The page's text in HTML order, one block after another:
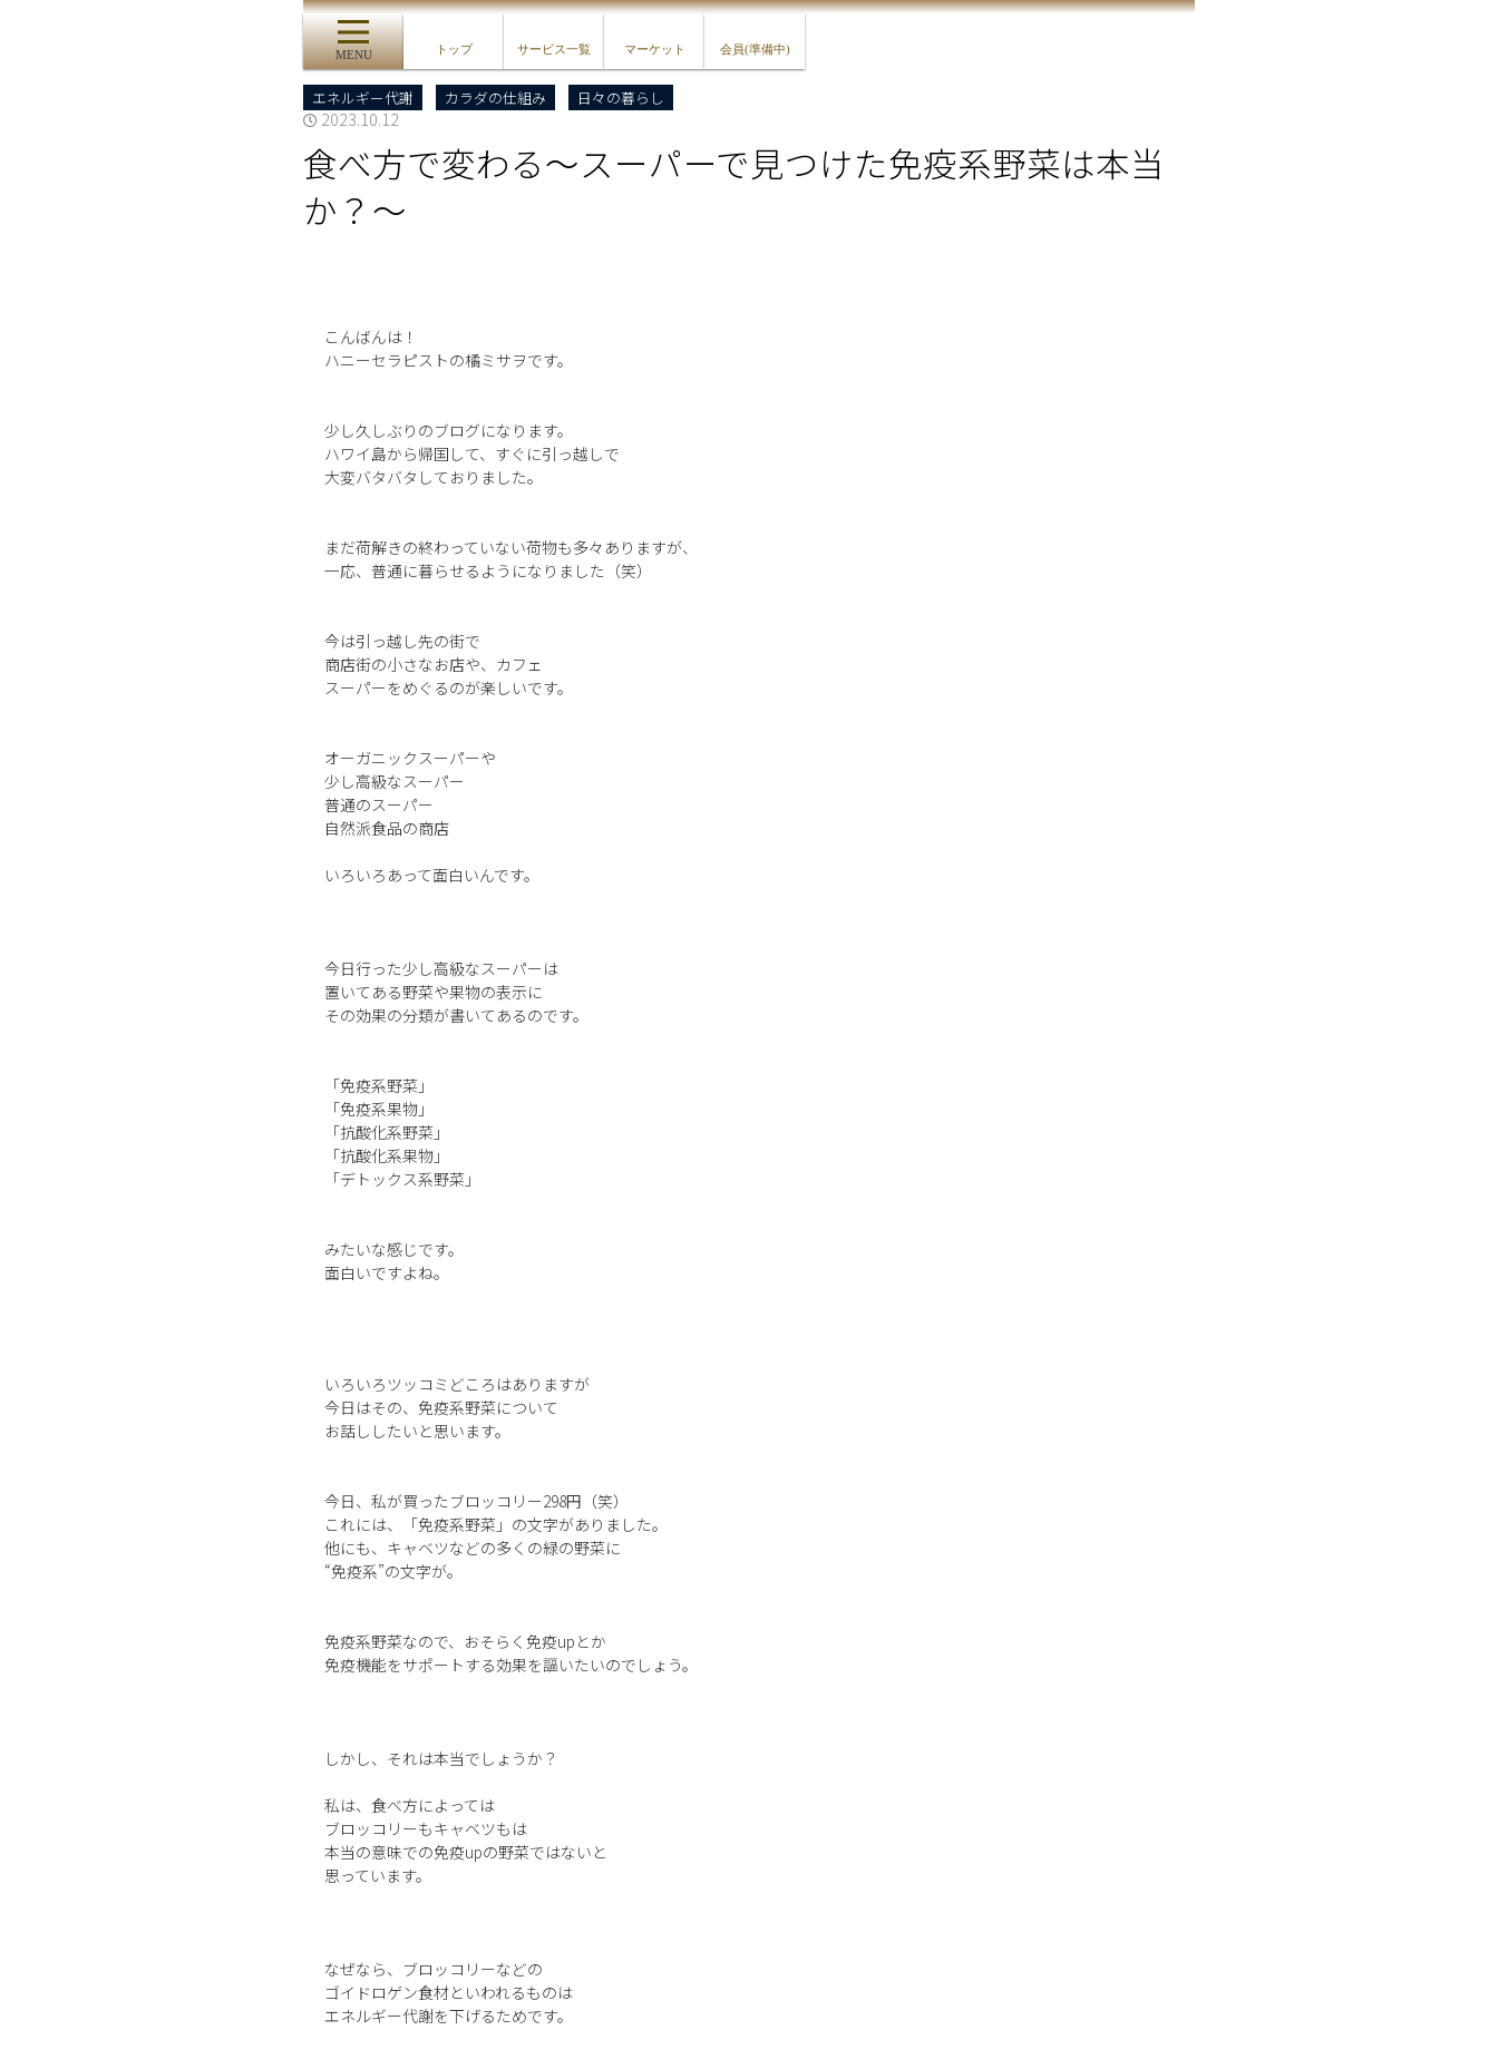
MENU トップ サービス一覧 マーケット 会員(準備中)
エネルギー代謝 カラダの仕組み 日々の暮らし
2023.10.12
食べ方で変わる〜スーパーで見つけた免疫系野菜は本当
か？〜
こんばんは！
ハニーセラピストの橘ミサヲです。
少し久しぶりのブログになります。
ハワイ島から帰国して、すぐに引っ越しで
大変バタバタしておりました。
まだ荷解きの終わっていない荷物も多々ありますが、
一応、普通に暮らせるようになりました（笑）
今は引っ越し先の街で
商店街の小さなお店や、カフェ
スーパーをめぐるのが楽しいです。
オーガニックスーパーや
少し高級なスーパー
普通のスーパー
自然派食品の商店
いろいろあって面白いんです。
今日行った少し高級なスーパーは
置いてある野菜や果物の表示に
その効果の分類が書いてあるのです。
「免疫系野菜」
「免疫系果物」
「抗酸化系野菜」
「抗酸化系果物」
「デトックス系野菜」
みたいな感じです。
面白いですよね。
いろいろツッコミどころはありますが
今日はその、免疫系野菜について
お話ししたいと思います。
今日、私が買ったブロッコリー298円（笑）
これには、「免疫系野菜」の文字がありました。
他にも、キャベツなどの多くの緑の野菜に
“免疫系”の文字が。
免疫系野菜なので、おそらく免疫upとか
免疫機能をサポートする効果を謳いたいのでしょう。
しかし、それは本当でしょうか？
私は、食べ方によっては
ブロッコリーもキャベツもは
本当の意味での免疫upの野菜ではないと
思っています。
なぜなら、ブロッコリーなどの
ゴイドロゲン食材といわれるものは
エネルギー代謝を下げるためです。